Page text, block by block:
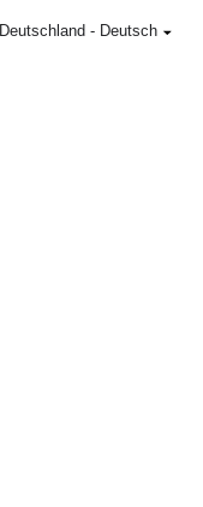
Deutschland - Deutsch